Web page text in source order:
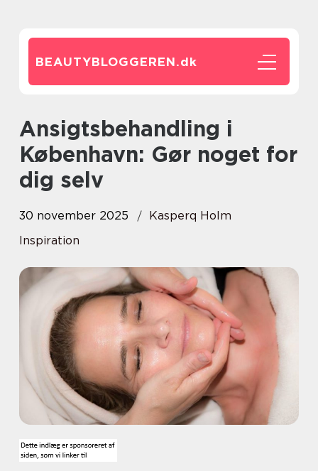
BEAUTYBLOGGEREN.dk
Ansigtsbehandling i
København: Gør noget for
dig selv
30 november 2025
Kasperq Holm
Inspiration